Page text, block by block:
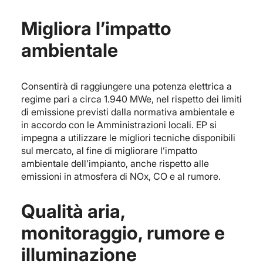
Migliora l’impatto
ambientale
Consentirà di raggiungere una potenza elettrica a
regime pari a circa 1.940 MWe, nel rispetto dei limiti
di emissione previsti dalla normativa ambientale e
in accordo con le Amministrazioni locali. EP si
impegna a utilizzare le migliori tecniche disponibili
sul mercato, al fine di migliorare l’impatto
ambientale dell’impianto, anche rispetto alle
emissioni in atmosfera di NOx, CO e al rumore.
Qualità aria,
monitoraggio, rumore e
illuminazione